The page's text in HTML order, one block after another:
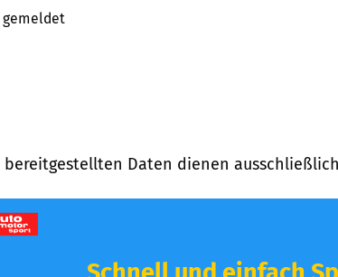
gemeldet
Daten dienen